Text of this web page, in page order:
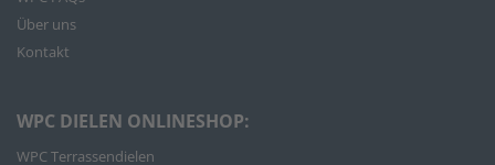
Über uns
Kontakt
WPC DIELEN ONLINESHOP:
WPC Terrassendielen